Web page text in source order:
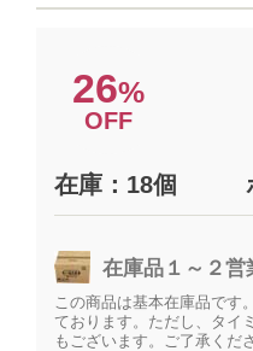
26%
OFF
在庫：18個
在庫品１～２営
この商品は基本在庫品です
ております。ただし、タイ
もございます。ご了承くだ